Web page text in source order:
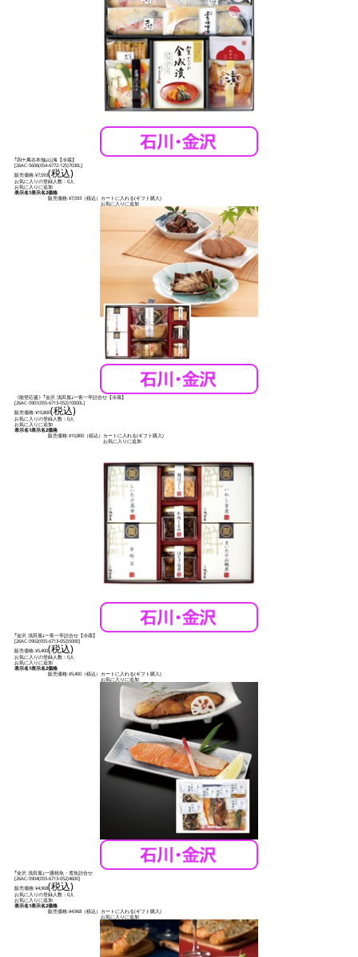
｢四十萬谷本舗｣山海【冷蔵】
[26AC-5606(054-6772-125)7030L]
販売価格:¥7,593(税込)
お気に入りの登録人数：0人
お気に入りに追加
表示名1表示名2価格
販売価格:¥7,593（税込） カートに入れる(ギフト購入)
お気に入りに追加
《能登応援》｢金沢 浅田屋｣一客一亭詰合せ【冷蔵】
[26AC-5901(055-6713-052)10000L]
販売価格:¥10,800(税込)
お気に入りの登録人数：0人
お気に入りに追加
表示名1表示名2価格
販売価格:¥10,800（税込） カートに入れる(ギフト購入)
お気に入りに追加
｢金沢 浅田屋｣一客一亭詰合せ【冷蔵】
[26AC-5902(055-6713-052)5000]
販売価格:¥5,400(税込)
お気に入りの登録人数：0人
お気に入りに追加
表示名1表示名2価格
販売価格:¥5,400（税込） カートに入れる(ギフト購入)
お気に入りに追加
｢金沢 浅田屋｣一膳焼魚・煮魚詰合せ
[26AC-5904(055-6713-052)4600]
販売価格:¥4,968(税込)
お気に入りの登録人数：0人
お気に入りに追加
表示名1表示名2価格
販売価格:¥4,968（税込） カートに入れる(ギフト購入)
お気に入りに追加